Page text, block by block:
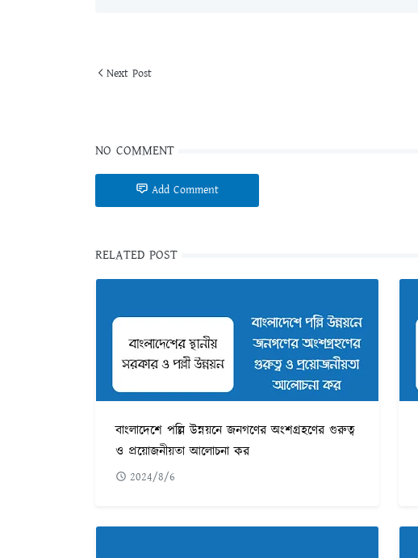
Next Post
NO COMMENT
Add Comment
RELATED POST
বাংলাদেশে পল্লি উন্নয়নে জনগণের অংশগ্রহণের গুরুত্ব
ও প্রয়োজনীয়তা আলোচনা কর
2024/8/6